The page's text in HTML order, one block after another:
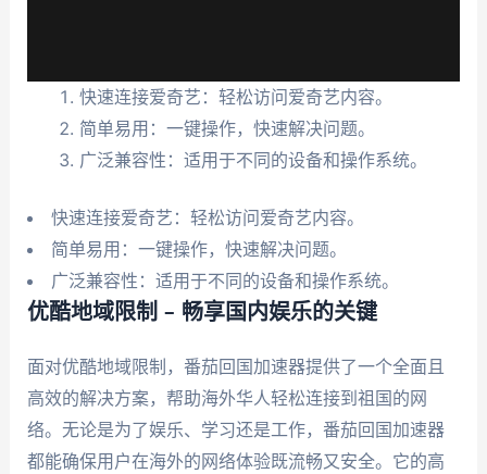
快速连接爱奇艺：轻松访问爱奇艺内容。
简单易用：一键操作，快速解决问题。
广泛兼容性：适用于不同的设备和操作系统。
快速连接爱奇艺：轻松访问爱奇艺内容。
简单易用：一键操作，快速解决问题。
广泛兼容性：适用于不同的设备和操作系统。
优酷地域限制 – 畅享国内娱乐的关键
面对优酷地域限制，番茄回国加速器提供了一个全面且
高效的解决方案，帮助海外华人轻松连接到祖国的网
络。无论是为了娱乐、学习还是工作，番茄回国加速器
都能确保用户在海外的网络体验既流畅又安全。它的高